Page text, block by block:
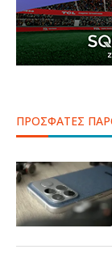
ΠΡΟΣΦΑΤΕΣ